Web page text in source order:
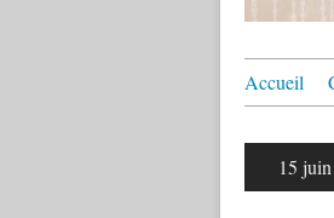
Accueil
15 juin